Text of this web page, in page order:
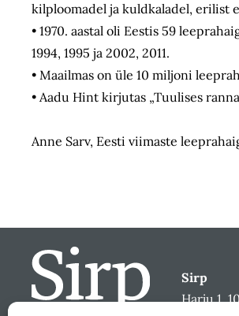
kilploomadel ja kuldkaladel, erilist
• 1970. aastal oli Eestis 59
1994, 1995 ja 2002, 2011.
• Maailmas on üle 10 miljoni
• Aadu Hint kirjutas „Tuulises
Anne Sarv, Eesti viimaste
Sirp
Harju 1,